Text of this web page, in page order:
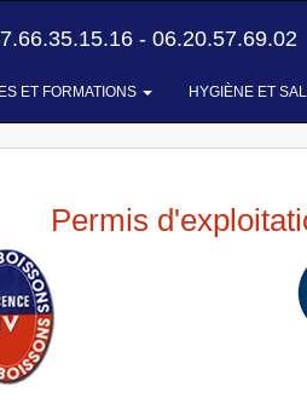
- 06.20.57.69.02
ET FORMATIONS HYGIÈNE ET
Permis